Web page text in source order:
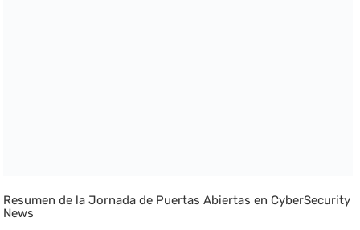
Resumen de la Jornada de Puertas Abiertas en CyberSecurity
News